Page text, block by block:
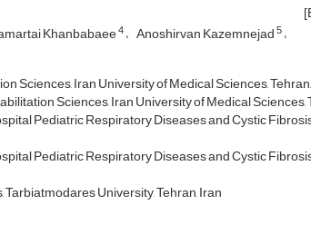
Khanbabaee4 Anoshirvan Kazemnejad5
Sciences, Iran University of Medical Sciences,
Sciences, Iran University of Medical Sciences,
Pediatric Respiratory Diseases and Cystic
Pediatric Respiratory Diseases and Cystic
University, Tehran, Iran